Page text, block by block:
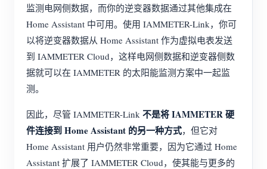
监测电网侧数据，而你的逆变器数据通过其他集成在
Home Assistant 中可用。使用 IAMMETER-Link，你可
以将逆变器数据从 Home Assistant 作为虚拟电表发送
到 IAMMETER Cloud，这样电网侧数据和逆变器侧数
据就可以在 IAMMETER 的太阳能监测方案中一起监
测。
因此，尽管 IAMMETER-Link 不是将 IAMMETER 硬
件连接到 Home Assistant 的另一种方式，但它对
Home Assistant 用户仍然非常重要，因为它通过 Home
Assistant 扩展了 IAMMETER Cloud，使其能与更多的